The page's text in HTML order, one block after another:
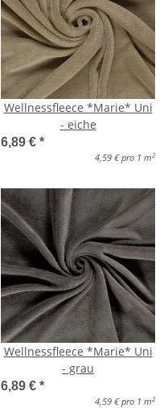
Wellnessfleece *Marie* Uni
- eiche
6,89 € *
4,59 € pro 1 m 2
Wellnessfleece *Marie* Uni
- grau
6,89 € *
4,59 € pro 1 m 2